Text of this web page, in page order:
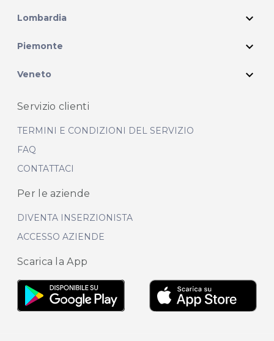
Lombardia expand_more
Piemonte expand_more
Veneto expand_more
Servizio clienti
TERMINI E CONDIZIONI DEL SERVIZIO
FAQ
CONTATTACI
Per le aziende
DIVENTA INSERZIONISTA
ACCESSO AZIENDE
Scarica la App